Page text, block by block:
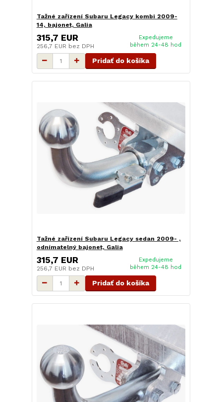
Tažné zařízení Subaru Legacy kombi 2009-
14, bajonet, Galia
315,7 EUR
256,7 EUR bez DPH
Expedujeme
během 24-48 hod
Pridať do košíka
Tažné zařízení Subaru Legacy sedan 2009- ,
odnímatelný bajonet, Galia
315,7 EUR
256,7 EUR bez DPH
Expedujeme
během 24-48 hod
Pridať do košíka